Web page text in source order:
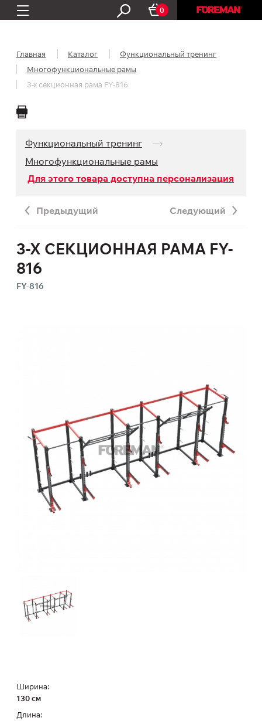
0
Главная Каталог
Функциональный тренинг
Многофункциональные рамы
3-х секционная рама FY-816
Функциональный тренинг
Многофункциональные рамы
Для этого товара доступна персонализация
Предыдущий Следующий
3-Х СЕКЦИОННАЯ РАМА FY-
816
FY-816
Ширина:
130 см
Длина: